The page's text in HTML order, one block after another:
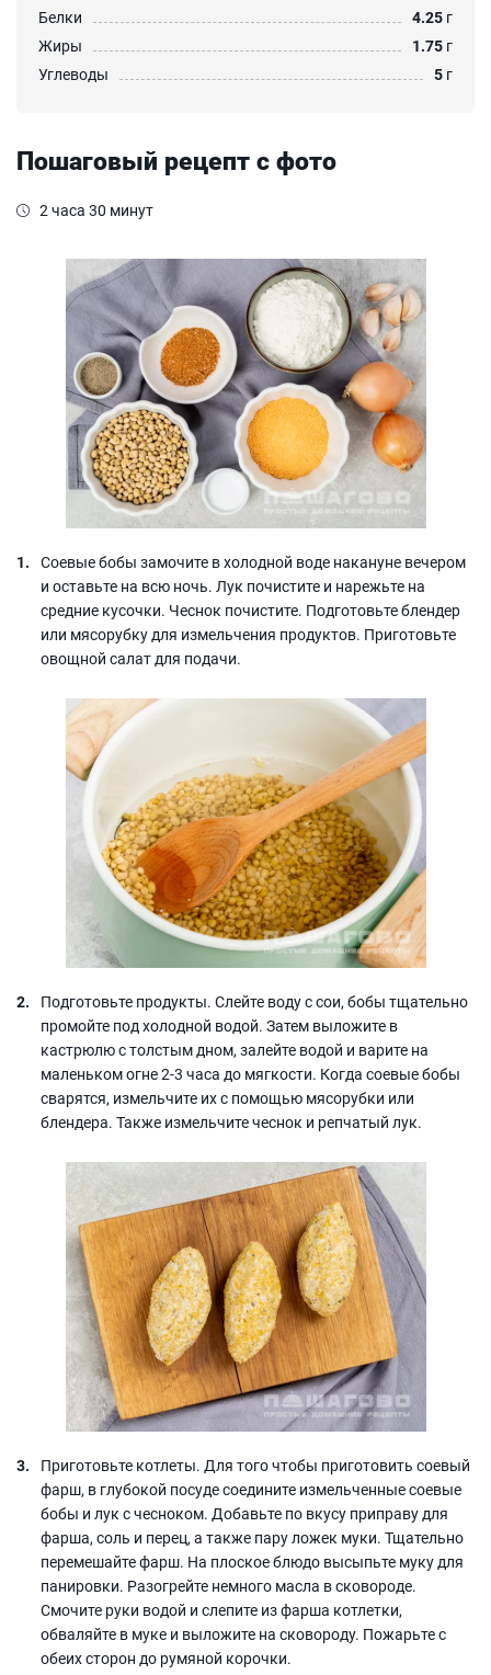
Белки
4.25 г
Жиры
1.75 г
Углеводы
5 г
Пошаговый рецепт с фото
2 часа 30 минут
Соевые бобы замочите в холодной воде накануне вечером
и оставьте на всю ночь. Лук почистите и нарежьте на
средние кусочки. Чеснок почистите. Подготовьте блендер
или мясорубку для измельчения продуктов. Приготовьте
овощной салат для подачи.
Подготовьте продукты. Слейте воду с сои, бобы тщательно
промойте под холодной водой. Затем выложите в
кастрюлю с толстым дном, залейте водой и варите на
маленьком огне 2-3 часа до мягкости. Когда соевые бобы
сварятся, измельчите их с помощью мясорубки или
блендера. Также измельчите чеснок и репчатый лук.
Приготовьте котлеты. Для того чтобы приготовить соевый
фарш, в глубокой посуде соедините измельченные соевые
бобы и лук с чесноком. Добавьте по вкусу приправу для
фарша, соль и перец, а также пару ложек муки. Тщательно
перемешайте фарш. На плоское блюдо высыпьте муку для
панировки. Разогрейте немного масла в сковороде.
Смочите руки водой и слепите из фарша котлетки,
обваляйте в муке и выложите на сковороду. Пожарьте с
обеих сторон до румяной корочки.